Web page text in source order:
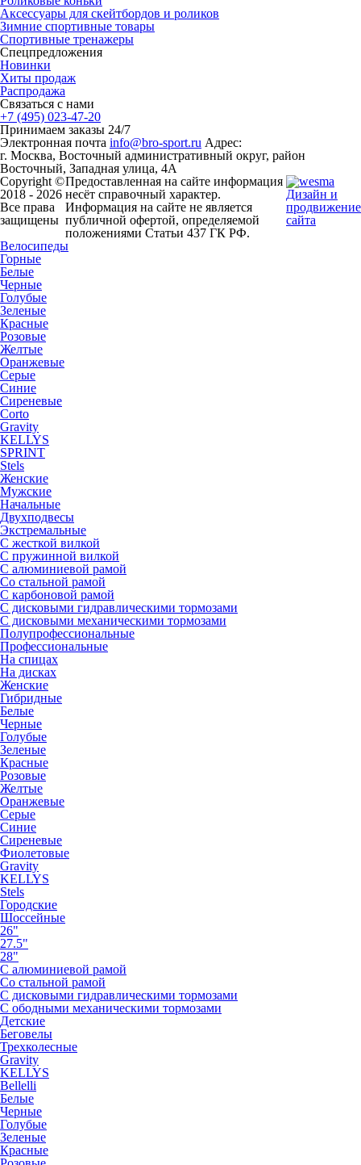
Аксессуары для скейтбордов и роликов
Зимние спортивные товары
Спортивные тренажеры
Спецпредложения
Новинки
Хиты продаж
Распродажа
Связаться с нами
+7 (495) 023-47-20
Принимаем заказы 24/7
Электронная почта info@bro-sport.ru Адрес:
г. Москва, Восточный административный округ, район
Восточный, Западная улица, 4А
Copyright ©
2018 - 2026
Все права
защищены
Предоставленная на сайте информация
несёт справочный характер.
Информация на сайте не является
публичной офертой, определяемой
положениями Статьи 437 ГК РФ.
Дизайн и
продвижение
сайта
Велосипеды
Горные
Белые
Черные
Голубые
Зеленые
Красные
Розовые
Желтые
Оранжевые
Серые
Синие
Сиреневые
Corto
Gravity
KELLYS
SPRINT
Stels
Женские
Мужские
Начальные
Двухподвесы
Экстремальные
С жесткой вилкой
С пружинной вилкой
С алюминиевой рамой
Со стальной рамой
С карбоновой рамой
С дисковыми гидравлическими тормозами
С дисковыми механическими тормозами
Полупрофессиональные
Профессиональные
На спицах
На дисках
Женские
Гибридные
Белые
Черные
Голубые
Зеленые
Красные
Розовые
Желтые
Оранжевые
Серые
Синие
Сиреневые
Фиолетовые
Gravity
KELLYS
Stels
Городские
Шоссейные
26"
27.5"
28"
С алюминиевой рамой
Со стальной рамой
С дисковыми гидравлическими тормозами
С ободными механическими тормозами
Детские
Беговелы
Трехколесные
Gravity
KELLYS
Bellelli
Белые
Черные
Голубые
Зеленые
Красные